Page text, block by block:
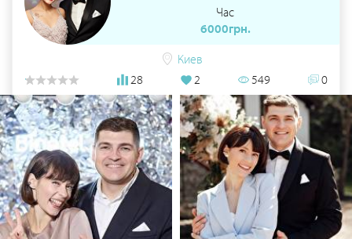
Час
6000грн.
Киев
28
2 549 0